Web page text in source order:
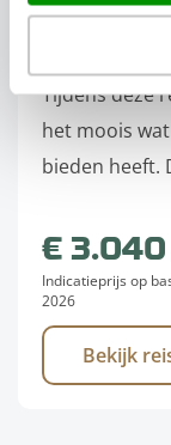
Tijdens deze
het moois
bieden heeft.
€ 3.040
Indicatieprijs op
2026
Bekijk